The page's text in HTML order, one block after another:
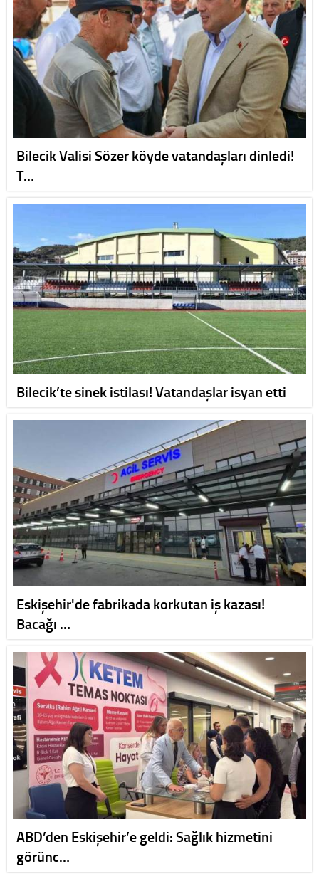
Bilecik Valisi Sözer köyde vatandaşları dinledi!
T…
Bilecik’te sinek istilası! Vatandaşlar isyan etti
Eskişehir'de fabrikada korkutan iş kazası!
Bacağı …
ABD’den Eskişehir’e geldi: Sağlık hizmetini
görünc…